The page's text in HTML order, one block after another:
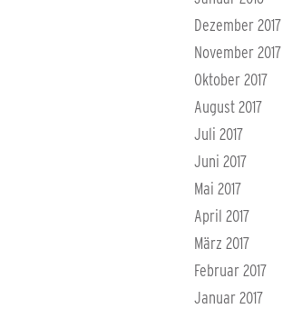
Dezember 2017
November 2017
Oktober 2017
August 2017
Juli 2017
Juni 2017
Mai 2017
April 2017
März 2017
Februar 2017
Januar 2017